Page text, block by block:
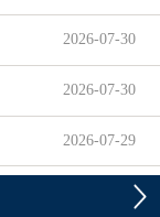
2026-07-30
2026-07-30
2026-07-29